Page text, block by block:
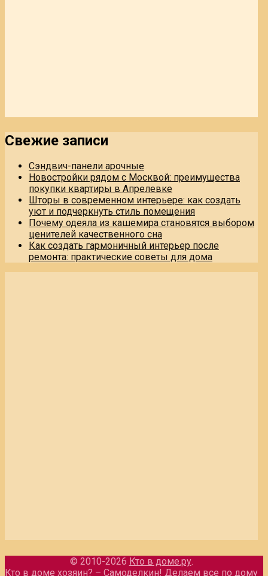
Свежие записи
Сэндвич-панели арочные
Новостройки рядом с Москвой: преимущества
покупки квартиры в Апрелевке
Шторы в современном интерьере: как создать
уют и подчеркнуть стиль помещения
Почему одеяла из кашемира становятся выбором
ценителей качественного сна
Как создать гармоничный интерьер после
ремонта: практические советы для дома
© 2010-2026 Кто в доме.ру.
Кто в доме хозяин? – Самоделкин! Делаем все по дому